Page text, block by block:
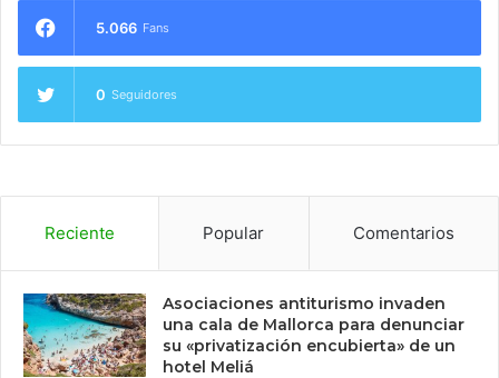
5.066 Fans
0 Seguidores
Reciente Popular Comentarios
Asociaciones antiturismo invaden
una cala de Mallorca para denunciar
su «privatización encubierta» de un
hotel Meliá